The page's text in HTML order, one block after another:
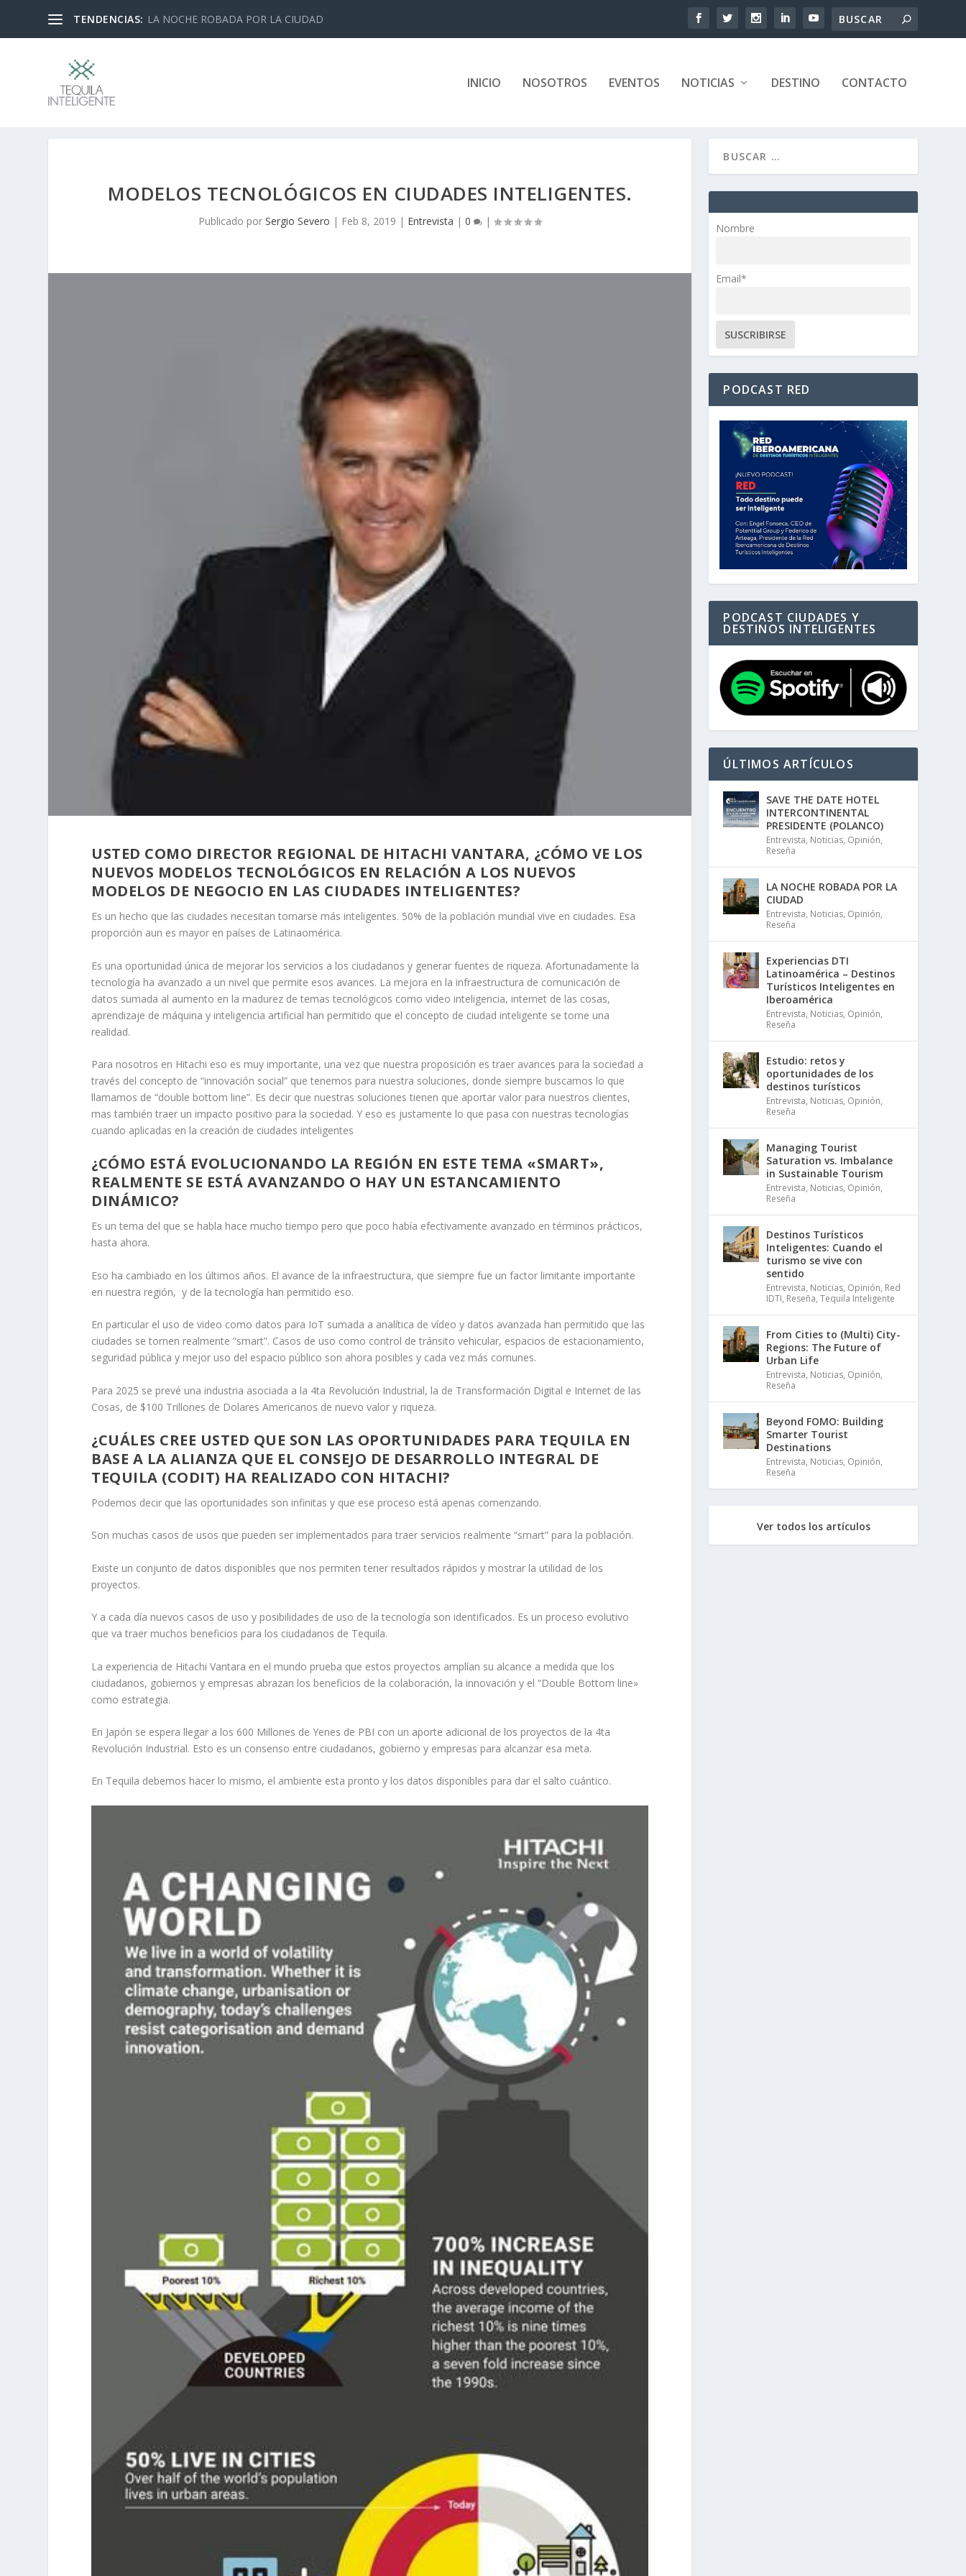
TENDENCIAS: 10 cosas con las que Gustavo Segura Ministro de Turismo...
INICIO NOSOTROS EVENTOS NOTICIAS DESTINO CONTACTO
MODELOS TECNOLÓGICOS EN CIUDADES INTELIGENTES.
Publicado porSergio Severo | Feb 8, 2019 | Entrevista |0 |
USTED COMO DIRECTOR REGIONAL DE HITACHI VANTARA, ¿CÓMO VE LOS
NUEVOS MODELOS TECNOLÓGICOS EN RELACIÓN A LOS NUEVOS
MODELOS DE NEGOCIO EN LAS CIUDADES INTELIGENTES?
Es un hecho que las ciudades necesitan tornarse más inteligentes. 50% de la población mundial vive en ciudades. Esa
proporción aun es mayor en países de Latinaomérica.
Es una oportunidad única de mejorar los servicios a los ciudadanos y generar fuentes de riqueza. Afortunadamente la
tecnología ha avanzado a un nivel que permite esos avances. La mejora en la infraestructura de comunicación de
datos sumada al aumento en la madurez de temas tecnológicos como video inteligencia, internet de las cosas,
aprendizaje de máquina y inteligencia artificial han permitido que el concepto de ciudad inteligente se torne una
realidad.
Para nosotros en Hitachi eso es muy importante, una vez que nuestra proposición es traer avances para la sociedad a
través del concepto de “innovación social” que tenemos para nuestra soluciones, donde siempre buscamos lo que
llamamos de “double bottom line”. Es decir que nuestras soluciones tienen que aportar valor para nuestros clientes,
mas también traer un impacto positivo para la sociedad. Y eso es justamente lo que pasa con nuestras tecnologías
cuando aplicadas en la creación de ciudades inteligentes
¿CÓMO ESTÁ EVOLUCIONANDO LA REGIÓN EN ESTE TEMA «SMART»,
REALMENTE SE ESTÁ AVANZANDO O HAY UN ESTANCAMIENTO
DINÁMICO?
Es un tema del que se habla hace mucho tiempo pero que poco había efectivamente avanzado en términos prácticos,
hasta ahora.
Eso ha cambiado en los últimos años. El avance de la infraestructura, que siempre fue un factor limitante importante
en nuestra región, y de la tecnología han permitido eso.
En particular el uso de video como datos para IoT sumada a analítica de vídeo y datos avanzada han permitido que las
ciudades se tornen realmente “smart”. Casos de uso como control de tránsito vehicular, espacios de estacionamiento,
seguridad pública y mejor uso del espacio público son ahora posibles y cada vez más comunes.
Para 2025 se prevé una industria asociada a la 4ta Revolución Industrial, la de Transformación Digital e Internet de las
Cosas, de $100 Trillones de Dolares Americanos de nuevo valor y riqueza.
¿CUÁLES CREE USTED QUE SON LAS OPORTUNIDADES PARA TEQUILA EN
BASE A LA ALIANZA QUE EL CONSEJO DE DESARROLLO INTEGRAL DE
TEQUILA (CODIT) HA REALIZADO CON HITACHI?
Podemos decir que las oportunidades son infinitas y que ese proceso está apenas comenzando.
Son muchas casos de usos que pueden ser implementados para traer servicios realmente “smart” para la población.
Existe un conjunto de datos disponibles que nos permiten tener resultados rápidos y mostrar la utilidad de los
proyectos.
Y a cada día nuevos casos de uso y posibilidades de uso de la tecnología son identificados. Es un proceso evolutivo
que va traer muchos beneficios para los ciudadanos de Tequila.
La experiencia de Hitachi Vantara en el mundo prueba que estos proyectos amplían su alcance a medida que los
ciudadanos, gobiernos y empresas abrazan los beneficios de la colaboración, la innovación y el “Double Bottom line»
como estrategia.
En Japón se espera llegar a los 600 Millones de Yenes de PBI con un aporte adicional de los proyectos de la 4ta
Revolución Industrial. Esto es un consenso entre ciudadanos, gobierno y empresas para alcanzar esa meta.
En Tequila debemos hacer lo mismo, el ambiente esta pronto y los datos disponibles para dar el salto cuántico.
Nombre
Email*
PODCAST RED
PODCAST CIUDADES Y
DESTINOS INTELIGENTES
ÚLTIMOS ARTÍCULOS
SAVE THE DATE HOTEL
INTERCONTINENTAL
PRESIDENTE (POLANCO)
Entrevista, Noticias, Opinión,
Reseña
LA NOCHE ROBADA POR LA
CIUDAD
Entrevista, Noticias, Opinión,
Reseña
Experiencias DTI
Latinoamérica – Destinos
Turísticos Inteligentes en
Iberoamérica
Entrevista, Noticias, Opinión,
Reseña
Estudio: retos y
oportunidades de los
destinos turísticos
Entrevista, Noticias, Opinión,
Reseña
Managing Tourist
Saturation vs. Imbalance
in Sustainable Tourism
Entrevista, Noticias, Opinión,
Reseña
Destinos Turísticos
Inteligentes: Cuando el
turismo se vive con
sentido
Entrevista, Noticias, Opinión, Red
IDTI, Reseña,Tequila Inteligente
From Cities to (Multi) City-
Regions: The Future of
Urban Life
Entrevista, Noticias, Opinión,
Reseña
Beyond FOMO: Building
Smarter Tourist
Destinations
Entrevista, Noticias, Opinión,
Reseña
Ver todos los artículos